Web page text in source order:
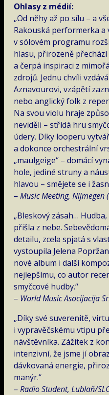
Ohlasy z médií:
„Od něhy až po sílu – a
Rakouská performerka a
v sólovém programu
hlasu, přirozeně
a čerpá inspiraci z
zdrojů. Jednu chvíli
Aznavourovi, vzápětí
nebo anglický folk z
Na svou violu hraje
neviděli – střídá hru
údery. Díky looperu
a dokonce orchestrální
„maulgeige“ – domácí
hole, jediné struny a
hlavou – smějete se i
– Music Meeting, Nijmegen
„Bleskový zásah…
přišla z nebe.
detailu, zcela spjatá s
vystoupila Jelena
nové album i další
nejlepšímu, co autor
smyčcové hudby.“
– World Music Asocijacija
„Díky své suverenitě,
i vypravěčskému vtipu
návštěvníka. Zážitek z
intenzivní, že jsme jí
dávkovaná energie,
manýr.“
– Radio Student, Lublaň/